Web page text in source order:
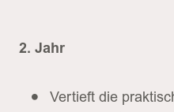
2. Jahr
Vertieft die